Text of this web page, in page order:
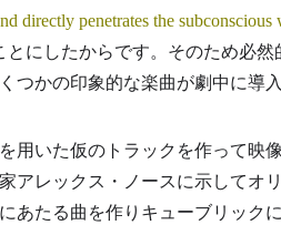
directly penetrates the subconscious
とにしたからです。そのため必然
つかの印象的な楽曲が劇中に導
用いた仮のトラックを作って映
アレックス・ノースに示してオ
あたる曲を作りキューブリック